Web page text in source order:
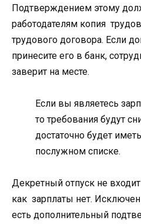
Подтверждением этому
работодателям копия
трудового договора. Если
принесите его в банк,
заверит на месте.
Если вы являетесь
то требования будут
достаточно будет
послужном списке.
Декретный отпуск не
как зарплаты нет.
есть дополнительный